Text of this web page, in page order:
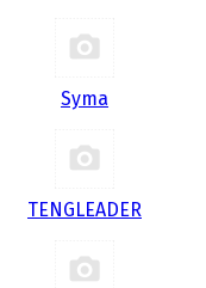
Syma
TENGLEADER